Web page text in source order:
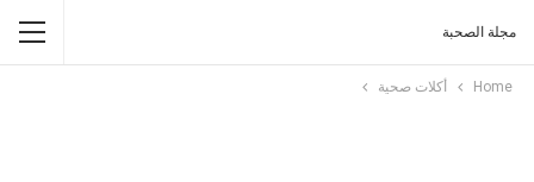
مجلة الصحبة
Home أكلات صحية